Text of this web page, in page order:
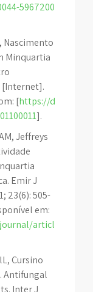
5967200
Nascimento
Minquartia
[Internet].
[https://d
].
Jeffreys
Emir J
23(6): 505-
em:
articl
Cursino
Antifungal
Inter J